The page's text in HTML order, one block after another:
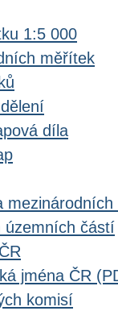
1:5 000
měřítek
díla
územních částí
jména ČR
komisí